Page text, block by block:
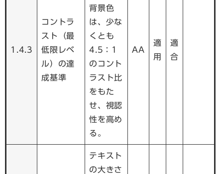
1.4.3
コントラ
スト（最
低限レベ
ル）の達
成基準
背景色
は、少な
くとも
4.5：1
のコント
ラスト比
をもた
せ、視認
性を高め
る。
AA
適
用
適
合
テキスト
の大きさ